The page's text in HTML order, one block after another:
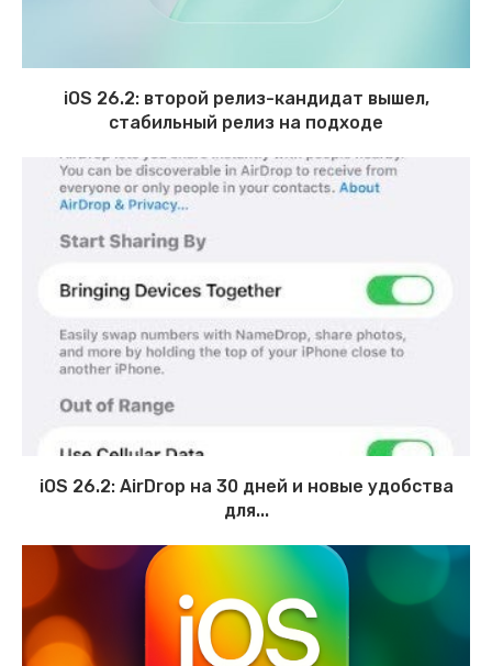
iOS 26.2: второй релиз-кандидат вышел,
стабильный релиз на подходе
iOS 26.2: AirDrop на 30 дней и новые удобства
для...